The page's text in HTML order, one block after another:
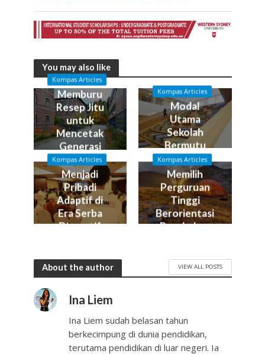
You may also like
Kompas Articles
Memburu
Resep Jitu
untuk
Mencetak
Generasi
Emas
Kompas Articles
Modal
Utama
Sekolah
Bermutu
Kompas Articles
Menjadi
Pribadi
Adaptif di
Era Serba
Disruptif
Kompas Articles
Memilih
Perguruan
Tinggi
Berorientasi
Perubahan
About the author VIEW ALL POSTS
Ina Liem
Ina Liem sudah belasan tahun
berkecimpung di dunia pendidikan,
terutama pendidikan di luar negeri. Ia